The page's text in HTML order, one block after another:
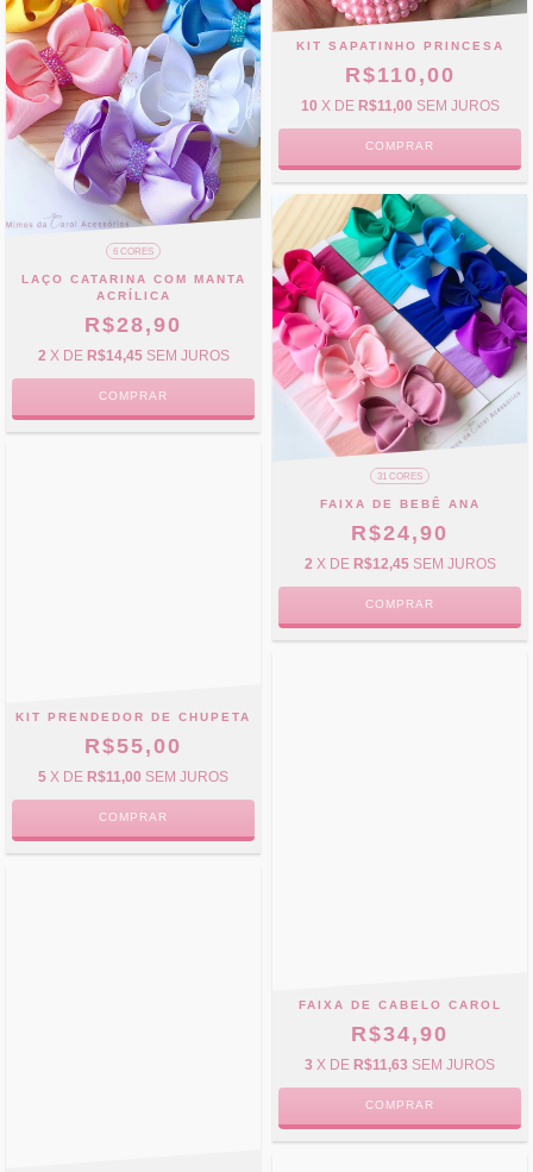
KIT SAPATINHO PRINCESA
R$110,00
10 X DE R$11,00 SEM JUROS
COMPRAR
6 CORES
LAÇO CATARINA COM MANTA
ACRÍLICA
R$28,90
2 X DE R$14,45 SEM JUROS
COMPRAR
31 CORES
FAIXA DE BEBÊ ANA
R$24,90
2 X DE R$12,45 SEM JUROS
COMPRAR
KIT PRENDEDOR DE CHUPETA
R$55,00
5 X DE R$11,00 SEM JUROS
FAIXA DE CABELO CAROL
R$34,90
3 X DE R$11,63 SEM JUROS
COMPRAR